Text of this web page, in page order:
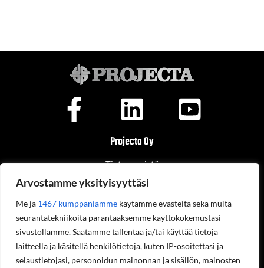
Arvostamme yksityisyyttäsi
Me ja 1467 kumppaniamme käytämme evästeitä sekä muita
seurantatekniikoita parantaaksemme käyttökokemustasi
sivustollamme. Saatamme tallentaa ja/tai käyttää tietoja
laitteella ja käsitellä henkilötietoja, kuten IP-osoitettasi ja
selaustietojasi, personoidun mainonnan ja sisällön, mainosten
Projecta Oy
Tietoa meistä
Työpaikat
Rekisteriseloste
Laskutustiedot
Asiakastilin avaaminen
Tilaukset ja palautukset verkkokaupasta
Valikko